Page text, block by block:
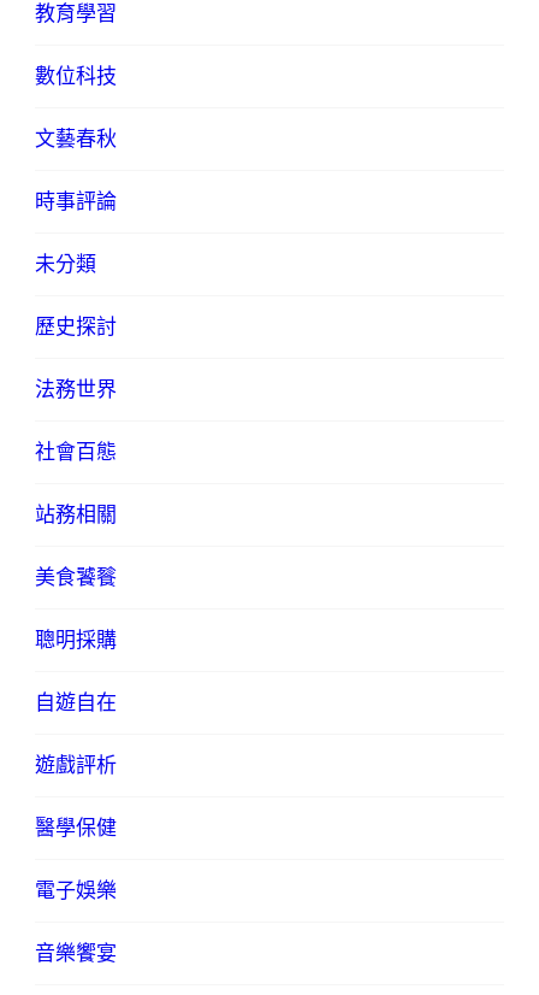
教育學習
數位科技
文藝春秋
時事評論
未分類
歷史探討
法務世界
社會百態
站務相關
美食饕餮
聰明採購
自遊自在
遊戲評析
醫學保健
電子娛樂
音樂饗宴